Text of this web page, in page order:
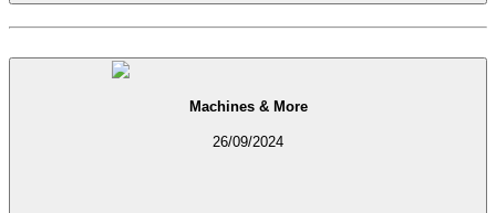
Machines & More
26/09/2024